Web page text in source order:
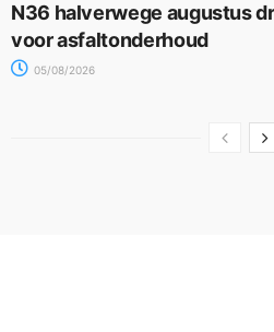
N36 halverwege augustus
voor asfaltonderhoud
05/08/2026